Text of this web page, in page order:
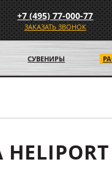
+7 (495) 77-000-77
ЗАКАЗАТЬ ЗВОНОК
СУВЕНИРЫ